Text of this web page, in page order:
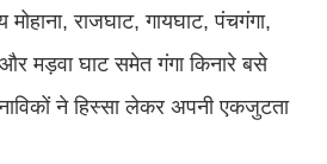
राजघाट, गायघाट, पंचगंगा,
मड़वा घाट समेत गंगा किनारे बसे
ने हिस्सा लेकर अपनी एकजुटता